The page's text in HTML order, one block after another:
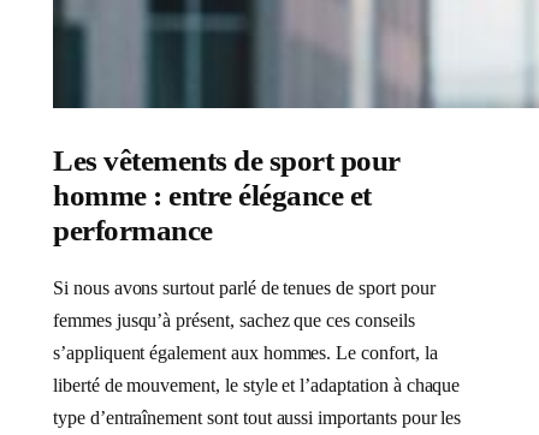
Les vêtements de sport pour
homme : entre élégance et
performance
Si nous avons surtout parlé de tenues de sport pour
femmes jusqu’à présent, sachez que ces conseils
s’appliquent également aux hommes. Le confort, la
liberté de mouvement, le style et l’adaptation à chaque
type d’entraînement sont tout aussi importants pour les